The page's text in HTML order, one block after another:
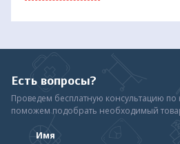
Есть вопросы?
Проведем бесплатную консультацию
поможем подобрать необходимый
Имя